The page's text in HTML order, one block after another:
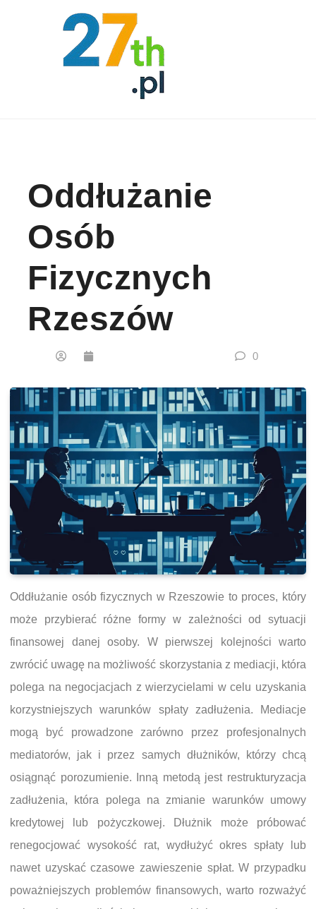
Oddłużanie
Osób
Fizycznych
Rzeszów
0
Oddłużanie osób fizycznych w Rzeszowie to proces, który
może przybierać różne formy w zależności od sytuacji
finansowej danej osoby. W pierwszej kolejności warto
zwrócić uwagę na możliwość skorzystania z mediacji, która
polega na negocjacjach z wierzycielami w celu uzyskania
korzystniejszych warunków spłaty zadłużenia. Mediacje
mogą być prowadzone zarówno przez profesjonalnych
mediatorów, jak i przez samych dłużników, którzy chcą
osiągnąć porozumienie. Inną metodą jest restrukturyzacja
zadłużenia, która polega na zmianie warunków umowy
kredytowej lub pożyczkowej. Dłużnik może próbować
renegocjować wysokość rat, wydłużyć okres spłaty lub
nawet uzyskać czasowe zawieszenie spłat. W przypadku
poważniejszych problemów finansowych, warto rozważyć